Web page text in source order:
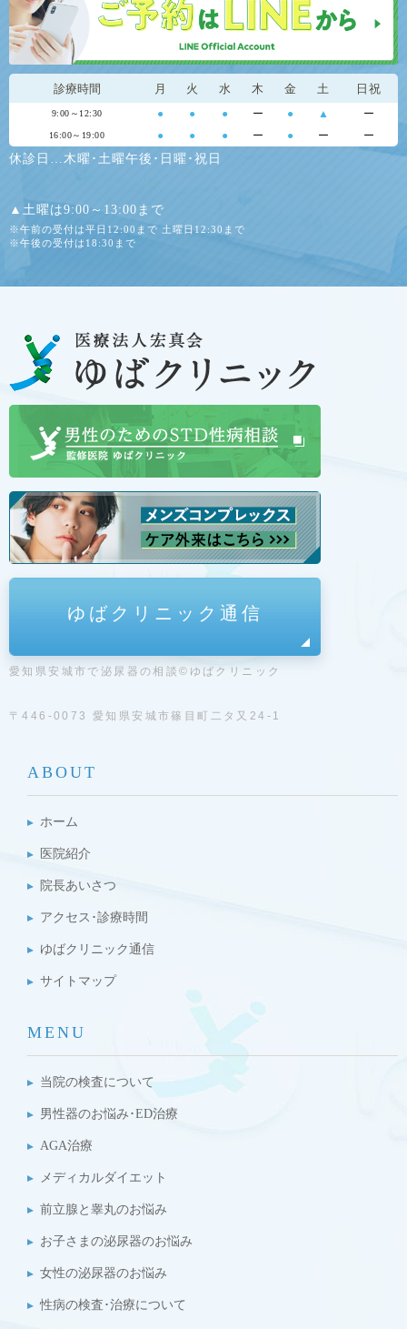
診療時間 月 火 水 木 金 土 日祝
9:00～12:30 ● ● ● ー ● ▲ ー
16:00～19:00 ● ● ● ー ● ー ー
休診日…木曜･土曜午後･日曜･祝日
▲土曜は9:00～13:00まで
※午前の受付は平日12:00まで 土曜日12:30まで
※午後の受付は18:30まで
ゆばクリニック通信
愛知県安城市で泌尿器の相談©ゆばクリニック
〒446-0073 愛知県安城市篠目町二タ又24-1
ABOUT
ホーム
医院紹介
院長あいさつ
アクセス･診療時間
ゆばクリニック通信
サイトマップ
MENU
当院の検査について
男性器のお悩み･ED治療
AGA治療
メディカルダイエット
前立腺と睾丸のお悩み
お子さまの泌尿器のお悩み
女性の泌尿器のお悩み
性病の検査･治療について